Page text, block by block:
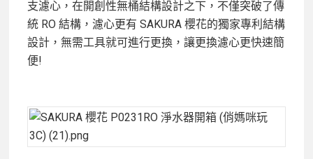
支濾心，在開創性無桶結構設計之下，不僅突破了傳
統 RO 結構，濾心更有 SAKURA 櫻花的獨家專利結構
設計，無需工具就可進行更換，讓更換濾心更快速簡
便!